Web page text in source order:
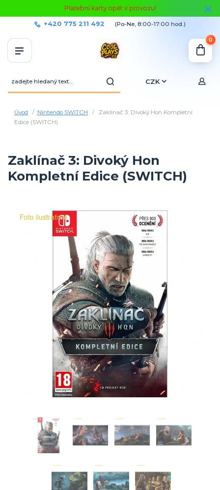
Platební karty opět v provozu!
CZK
+420 775 211 492 (Po-Ne, 8:00-17:00 hod.)
0
Úvod Nintendo SWITCH
Zaklínač 3: Divoký Hon Kompletní
Edice (SWITCH)
Zaklínač 3: Divoký Hon
Kompletní Edice (SWITCH)